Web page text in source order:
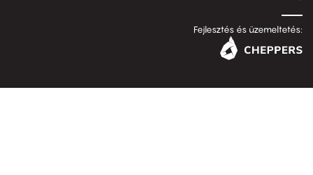
Fejlesztés és üzemeltetés: